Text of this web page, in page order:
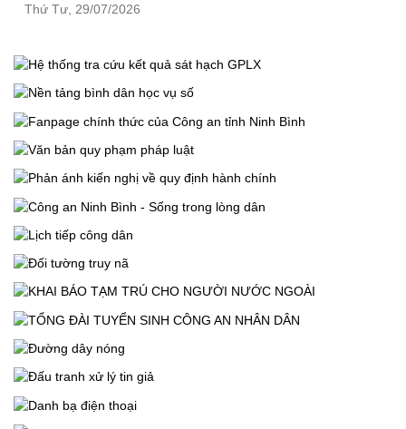
Thứ Tư, 29/07/2026